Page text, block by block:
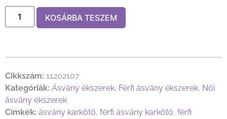
KOSÁRBA TESZEM
Cikkszám: 11202107
Kategóriák: Ásvány ékszerek, Férfi ásvány ékszerek, Női
ásvány ékszerek
Címkék: ásvány karkötő, férfi ásvány karkötő, férfi